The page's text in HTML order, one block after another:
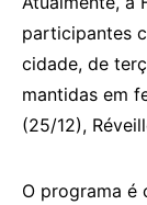
participantes
cidade, de
mantidas em
(25/12),
O programa é